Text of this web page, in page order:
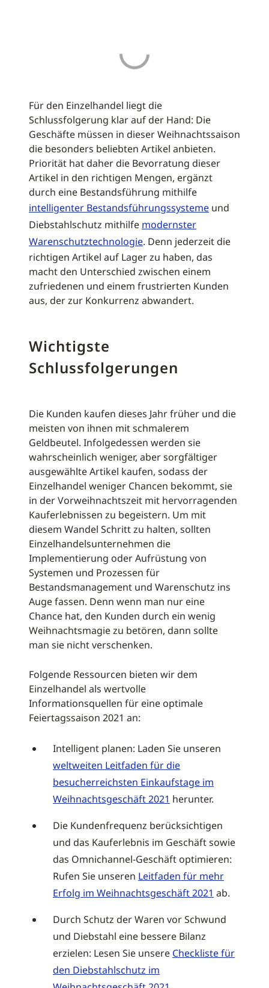
Für den Einzelhandel liegt die
Schlussfolgerung klar auf der Hand: Die
Geschäfte müssen in dieser Weihnachtssaison
die besonders beliebten Artikel anbieten.
Priorität hat daher die Bevorratung dieser
Artikel in den richtigen Mengen, ergänzt
durch eine Bestandsführung mithilfe
intelligenter Bestandsführungssysteme und
Diebstahlschutz mithilfe modernster
Warenschutztechnologie. Denn jederzeit die
richtigen Artikel auf Lager zu haben, das
macht den Unterschied zwischen einem
zufriedenen und einem frustrierten Kunden
aus, der zur Konkurrenz abwandert.
Wichtigste
Schlussfolgerungen
Die Kunden kaufen dieses Jahr früher und die
meisten von ihnen mit schmalerem
Geldbeutel. Infolgedessen werden sie
wahrscheinlich weniger, aber sorgfältiger
ausgewählte Artikel kaufen, sodass der
Einzelhandel weniger Chancen bekommt, sie
in der Vorweihnachtszeit mit hervorragenden
Kauferlebnissen zu begeistern. Um mit
diesem Wandel Schritt zu halten, sollten
Einzelhandelsunternehmen die
Implementierung oder Aufrüstung von
Systemen und Prozessen für
Bestandsmanagement und Warenschutz ins
Auge fassen. Denn wenn man nur eine
Chance hat, den Kunden durch ein wenig
Weihnachtsmagie zu betören, dann sollte
man sie nicht verschenken.
Folgende Ressourcen bieten wir dem
Einzelhandel als wertvolle
Informationsquellen für eine optimale
Feiertagssaison 2021 an:
Intelligent planen: Laden Sie unseren
weltweiten Leitfaden für die
besucherreichsten Einkaufstage im
Weihnachtsgeschäft 2021 herunter.
Die Kundenfrequenz berücksichtigen
und das Kauferlebnis im Geschäft sowie
das Omnichannel-Geschäft optimieren:
Rufen Sie unseren Leitfaden für mehr
Erfolg im Weihnachtsgeschäft 2021 ab.
Durch Schutz der Waren vor Schwund
und Diebstahl eine bessere Bilanz
erzielen: Lesen Sie unsere Checkliste für
den Diebstahlschutz im